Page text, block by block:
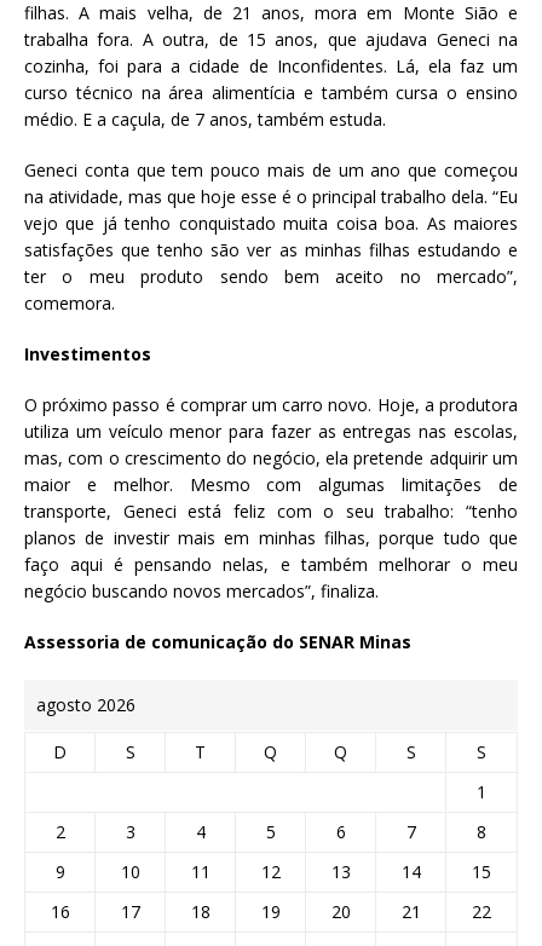
filhas. A mais velha, de 21 anos, mora em Monte Sião e
trabalha fora. A outra, de 15 anos, que ajudava Geneci na
cozinha, foi para a cidade de Inconfidentes. Lá, ela faz um
curso técnico na área alimentícia e também cursa o ensino
médio. E a caçula, de 7 anos, também estuda.
Geneci conta que tem pouco mais de um ano que começou
na atividade, mas que hoje esse é o principal trabalho dela. “Eu
vejo que já tenho conquistado muita coisa boa. As maiores
satisfações que tenho são ver as minhas filhas estudando e
ter o meu produto sendo bem aceito no mercado”,
comemora.
Investimentos
O próximo passo é comprar um carro novo. Hoje, a produtora
utiliza um veículo menor para fazer as entregas nas escolas,
mas, com o crescimento do negócio, ela pretende adquirir um
maior e melhor. Mesmo com algumas limitações de
transporte, Geneci está feliz com o seu trabalho: “tenho
planos de investir mais em minhas filhas, porque tudo que
faço aqui é pensando nelas, e também melhorar o meu
negócio buscando novos mercados”, finaliza.
Assessoria de comunicação do SENAR Minas
agosto 2026
D S T Q Q S
S
1
2
3 4 5 6 7
8
9
10 11 12 13 14
15
16
17 18 19 20 21
22